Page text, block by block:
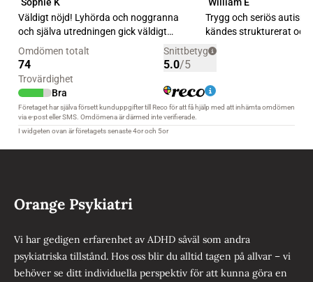
Orange Psykiatri
Vi har gedigen erfarenhet av ADHD såväl som andra
psykiatriska tillstånd. Hos oss blir du alltid tagen på allvar – vi
behöver se ditt individuella perspektiv för att kunna göra en